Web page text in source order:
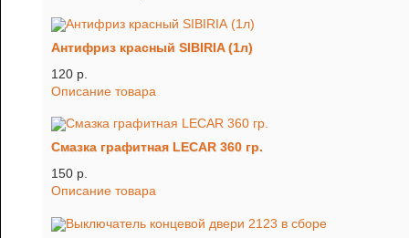
Антифриз красный SIBIRIA (1л)
120 p.
Описание товара
Смазка графитная LECAR 360 гр.
150 p.
Описание товара